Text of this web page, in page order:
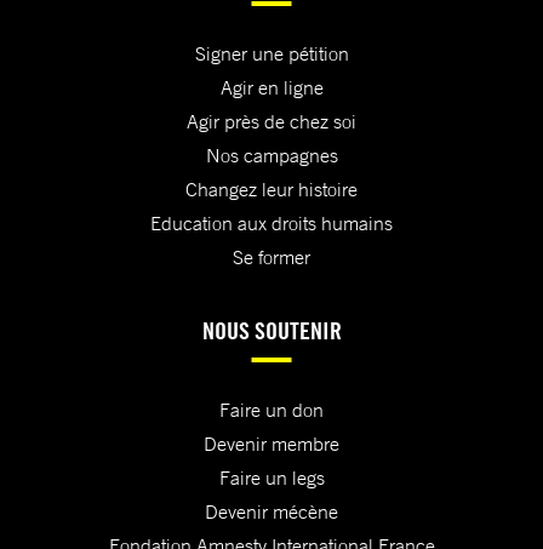
Signer une pétition
Agir en ligne
Agir près de chez soi
Nos campagnes
Changez leur histoire
Education aux droits humains
Se former
NOUS SOUTENIR
Faire un don
Devenir membre
Faire un legs
Devenir mécène